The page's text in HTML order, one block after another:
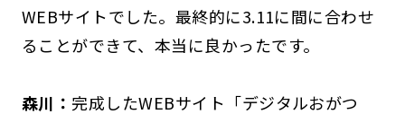
WEBサイトでした。最終的に3.11に間に合わせ
ることができて、本当に良かったです。
森川： 完成したWEBサイト「デジタルおがつ